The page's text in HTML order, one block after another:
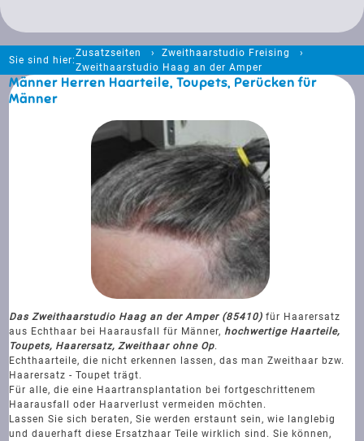
Sie sind hier:
Zusatzseiten
Zweithaarstudio Freising
Zweithaarstudio Haag an der Amper
Männer Herren Haarteile, Toupets, Perücken für
Männer
Das Zweithaarstudio Haag an der Amper (85410) für Haarersatz
aus Echthaar bei Haarausfall für Männer, hochwertige Haarteile,
Toupets, Haarersatz, Zweithaar ohne Op.
Echthaarteile, die nicht erkennen lassen, das man Zweithaar bzw.
Haarersatz - Toupet trägt.
Für alle, die eine Haartransplantation bei fortgeschrittenem
Haarausfall oder Haarverlust vermeiden möchten.
Lassen Sie sich beraten, Sie werden erstaunt sein, wie langlebig
und dauerhaft diese Ersatzhaar Teile wirklich sind. Sie können,